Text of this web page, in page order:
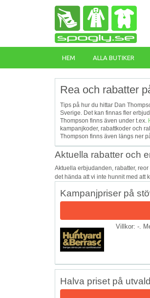
HEM ALLA BUTIKER
Rea och rabatter
Tips på hur du hittar Dan
Sverige. Det kan finnas fler
Thompson finns även under t.ex.
kampanjkoder, rabattkoder och
Thompson finns även längs ner
Aktuella rabatter och
Aktuella erbjudanden, rabatter,
det hända att vi inte hunnit med att
Kampanjpriser på
Villkor: -.
Halva priset på